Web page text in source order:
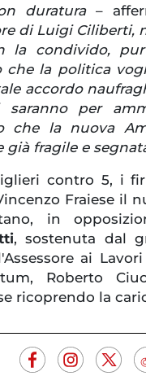
duratura–
di Luigi Ciliberti,
la condivido,
che la politica
accordo
per
che la nuova
già fragile e
contro 5, i
Fraiese il
in
, sostenuta dal
ai
Roberto
ricoprendo la